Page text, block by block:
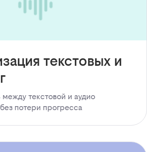
текстовых и
текстовой и аудио
потери прогресса